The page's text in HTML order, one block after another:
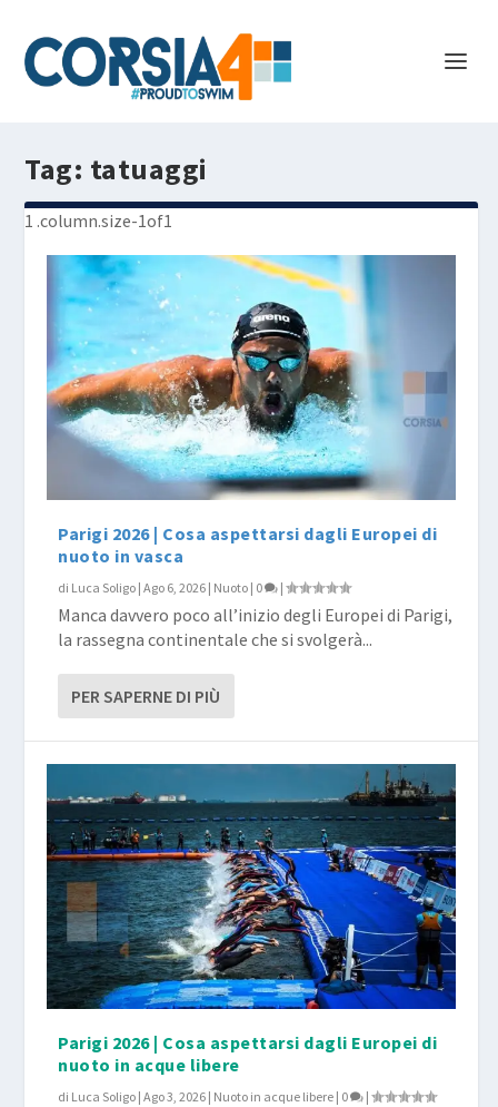
Tag: tatuaggi
Parigi 2026 | Cosa aspettarsi dagli Europei di
nuoto in vasca
di Luca Soligo |Ago 6, 2026 | Nuoto | 0 |
Manca davvero poco all’inizio degli Europei di Parigi,
la rassegna continentale che si svolgerà...
PER SAPERNE DI PIÙ
Parigi 2026 | Cosa aspettarsi dagli Europei di
nuoto in acque libere
di Luca Soligo |Ago 3, 2026 | Nuoto in acque libere | 0 |